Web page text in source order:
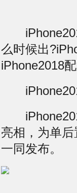
么时候出
iPhone2018
亮相，为单
一同发布。